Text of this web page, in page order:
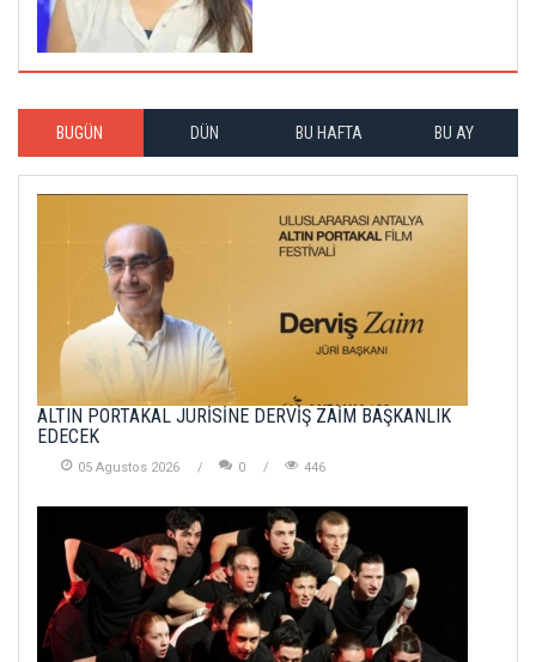
BUGÜN DÜN BU HAFTA BU AY
ALTIN PORTAKAL JÜRİSİNE DERVİŞ ZAİM BAŞKANLIK
EDECEK
05 Agustos 2026 0 446